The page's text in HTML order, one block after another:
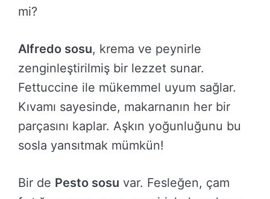
mi?
Alfredo sosu, krema ve peynirle
zenginleştirilmiş bir lezzet sunar.
Fettuccine ile mükemmel uyum sağlar.
Kıvamı sayesinde, makarnanın her bir
parçasını kaplar. Aşkın yoğunluğunu bu
sosla yansıtmak mümkün!
Bir de Pesto sosu var. Fesleğen, çam